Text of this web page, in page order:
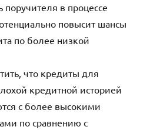
поручителя в процессе
повысит шансы
по более низкой
что кредиты для
кредитной историей
с более высокими
по сравнению с